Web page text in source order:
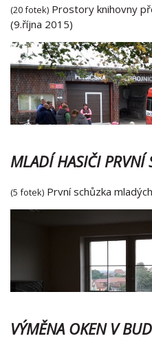
(20 fotek) Prostory knihovny
(9.října 2015)
MLADÍ HASIČI PRVNÍ
(5 fotek) První schůzka
VÝMĚNA OKEN V